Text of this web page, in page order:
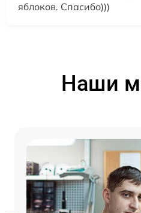
яблоков. Спасибо)))
Наши